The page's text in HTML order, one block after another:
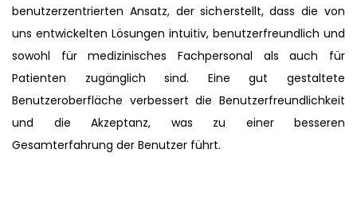
benutzerzentrierten Ansatz, der sicherstellt, dass die von
uns entwickelten Lösungen intuitiv, benutzerfreundlich und
sowohl für medizinisches Fachpersonal als auch für
Patienten zugänglich sind. Eine gut gestaltete
Benutzeroberfläche verbessert die Benutzerfreundlichkeit
und die Akzeptanz, was zu einer besseren
Gesamterfahrung der Benutzer führt.